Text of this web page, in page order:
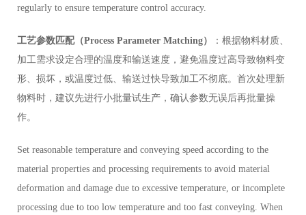
regularly to ensure temperature control accuracy.
工艺参数匹配（Process Parameter Matching）
：根据物料材质、
加工需求设定合理的温度和输送速度，避免温度过高导致物料变
形、损坏，或温度过低、输送过快导致加工不彻底。首次处理新
物料时，建议先进行小批量试生产，确认参数无误后再批量操
作。
Set reasonable temperature and conveying speed according to the
material properties and processing requirements to avoid material
deformation and damage due to excessive temperature, or incomplete
processing due to too low temperature and too fast conveying. When